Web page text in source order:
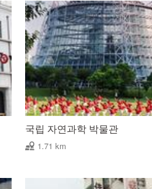
국립 자연과학 박물관
1.71 km